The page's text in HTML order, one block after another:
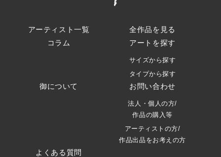
アーティスト一覧
全作品を見る
コラム
アートを探す
サイズから探す
タイプから探す
御について お問い合わせ
法人・個人の方/
作品の購入等
アーティストの方/
作品出品をお考えの方
よくある質問